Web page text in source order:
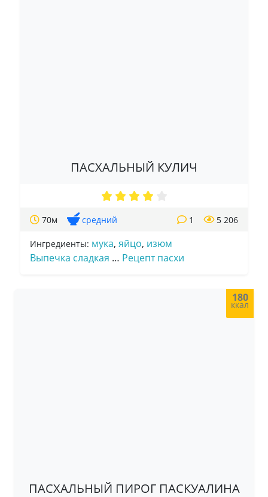
ПАСХАЛЬНЫЙ КУЛИЧ
70м средний 5 206
1
Ингредиенты: мука, яйцо, изюм
Выпечка сладкая … Рецепт пасхи
180
ккал
ПАСХАЛЬНЫЙ ПИРОГ ПАСКУАЛИНА